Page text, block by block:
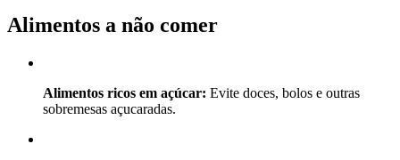
Alimentos a não comer
Alimentos ricos em açúcar: Evite doces, bolos e outras
sobremesas açucaradas.